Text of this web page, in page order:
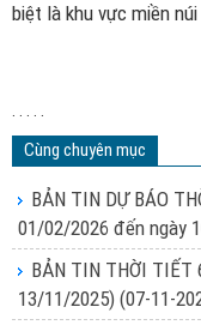
biệt là khu vực miền
. . . . .
Cùng chuyên mục
BẢN TIN DỰ BÁO
01/02/2026 đến ngày
BẢN TIN THỜI TIẾT
13/11/2025) (07-11-